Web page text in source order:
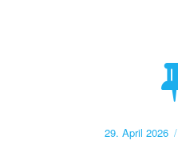
Veröffentlicht
29. April 2026